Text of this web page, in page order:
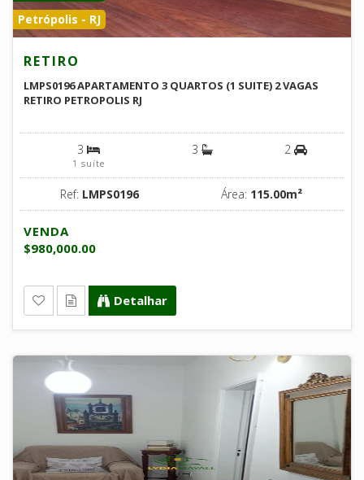
Petrópolis - RJ
RETIRO
LMPS0196 APARTAMENTO 3 QUARTOS (1 SUITE) 2 VAGAS
RETIRO PETROPOLIS RJ
3
1 suíte
3 2
Ref: LMPS0196 Área: 115.00m²
VENDA
$980,000.00
Detalhar